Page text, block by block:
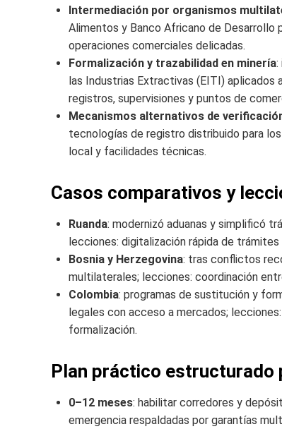
Intermediación por organismos
Alimentos y Banco Africano de Desarrollo
operaciones comerciales delicadas.
Formalización y trazabilidad en minería:
las Industrias Extractivas (EITI) aplicados
registros, supervisiones y puntos de
Mecanismos alternativos de
tecnologías de registro distribuido para
local y facilidades técnicas.
Casos comparativos y
Ruanda: modernizó aduanas y simplificó
lecciones: digitalización rápida de
Bosnia y Herzegovina: tras conflictos
multilaterales; lecciones: coordinación
Colombia: programas de sustitución y
legales con acceso a mercados;
formalización.
Plan práctico estructurado
0–12 meses: habilitar corredores y
emergencia respaldadas por garantías